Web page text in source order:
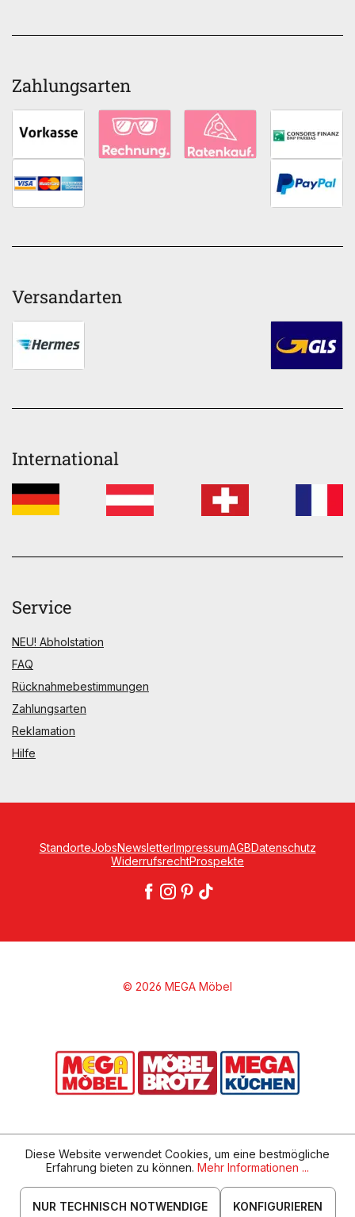
Zahlungsarten
Versandarten
International
Service
NEU! Abholstation
FAQ
Rücknahmebestimmungen
Zahlungsarten
Reklamation
Hilfe
StandorteJobsNewsletterImpressumAGBDatenschutz
WiderrufsrechtProspekte
© 2026 MEGA Möbel
Diese Website verwendet Cookies, um eine bestmögliche
Erfahrung bieten zu können. Mehr Informationen ...
NUR TECHNISCH NOTWENDIGE KONFIGURIEREN